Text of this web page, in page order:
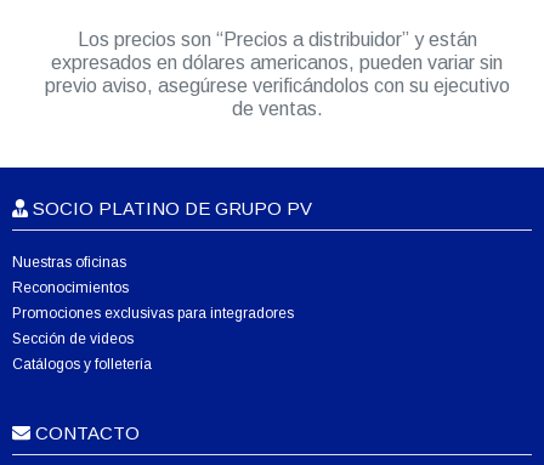
Los precios son “Precios a distribuidor” y están
expresados en dólares americanos, pueden variar sin
previo aviso, asegúrese verificándolos con su ejecutivo
de ventas.
SOCIO PLATINO DE GRUPO PV
Nuestras oficinas
Reconocimientos
Promociones exclusivas para integradores
Sección de videos
Catálogos y folletería
CONTACTO